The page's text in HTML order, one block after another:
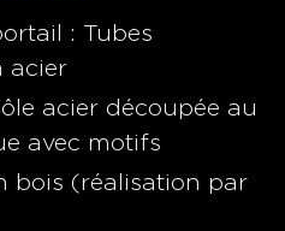
: Tubes
acier
acier découpée au
avec motifs
bois (réalisation par